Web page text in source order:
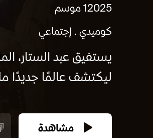
20251 موسم
كوميدي
إجتماعي
ليكتشف عالمًا جديدًا
مشاهدة